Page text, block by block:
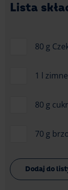
Lista
80 g
1 l
80 g
70 g
Dodaj do